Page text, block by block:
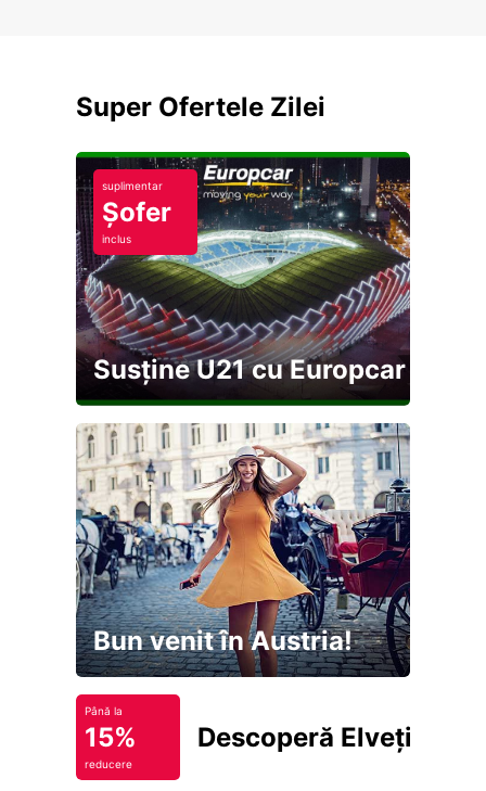
Super Ofertele Zilei
suplimentar
Șofer
inclus
Susține U21 cu Europcar
Bun venit în Austria!
Până la
15%
reducere
Descoperă Elveția